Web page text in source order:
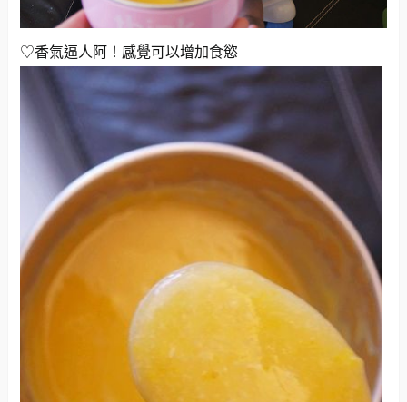
♡香氣逼人阿！感覺可以增加食慾